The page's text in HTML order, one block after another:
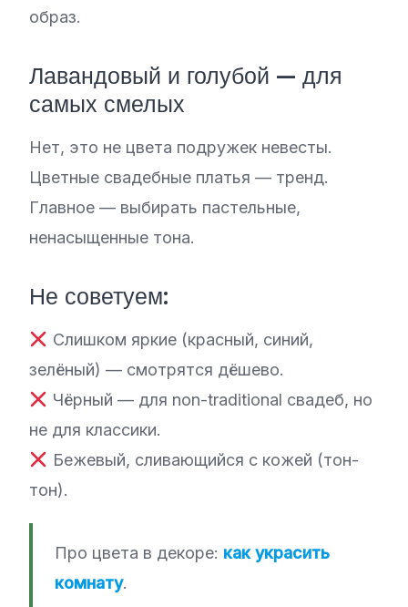
образ.
Лавандовый и голубой — для
самых смелых
Нет, это не цвета подружек невесты.
Цветные свадебные платья — тренд.
Главное — выбирать пастельные,
ненасыщенные тона.
Не советуем:
Слишком яркие (красный, синий,
зелёный) — смотрятся дёшево.
Чёрный — для non-traditional свадеб, но
не для классики.
Бежевый, сливающийся с кожей (тон-
тон).
Про цвета в декоре: как украсить
комнату.